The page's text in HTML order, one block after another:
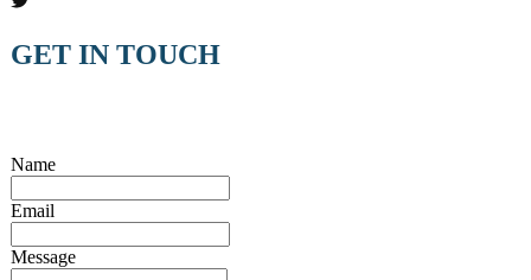
GET IN TOUCH
Name
Email
Message